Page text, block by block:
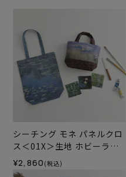
シーチング モネ パネルクロ
ス＜01X＞生地 ホビーラホ
ビーレデザインコレクショ
ン
¥2,860 (税込)